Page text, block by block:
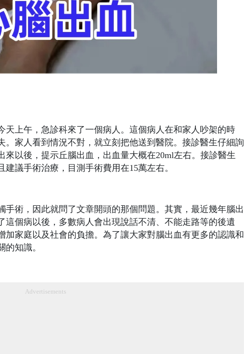
天上午，急診科來了一個病人。這個病人在和家人吵架的時
。家人看到情況不對，就立刻把他送到醫院。接診醫生仔細詢
來以後，提示丘腦出血，出血量大概在20ml左右。接診醫生
議手術治療，目測手術費用在15萬左右。
手術，因此就問了文章開頭的那個問題。其實，最近幾年腦出
這個病以後，多數病人會出現說話不清、不能走路等的後遺
加家庭以及社會的負擔。為了讓大家對腦出血有更多的認識和
知識。
Advertisements